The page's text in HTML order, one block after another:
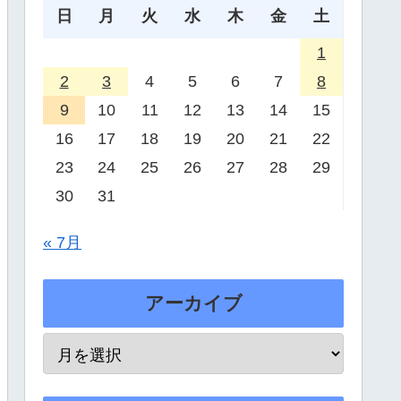
日 月 火 水 木 金 土
1
2
3 4 5 6 7
8
9
10 11 12 13 14
15
16
17 18 19 20 21
22
23
24 25 26 27 28
29
30
31
« 7月
アーカイブ